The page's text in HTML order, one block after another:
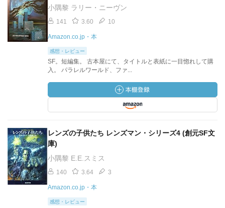
小隅黎 ラリー・ニーヴン
141 3.60 10
Amazon.co.jp・本
感想・レビュー
SF。短編集。 古本屋にて、タイトルと表紙に一目惚れして購
入。 パラレルワールド、ファ...
レンズの子供たち レンズマン・シリーズ4 (創元SF文
庫)
小隅黎 E.E.スミス
140 3.64 3
Amazon.co.jp・本
感想・レビュー